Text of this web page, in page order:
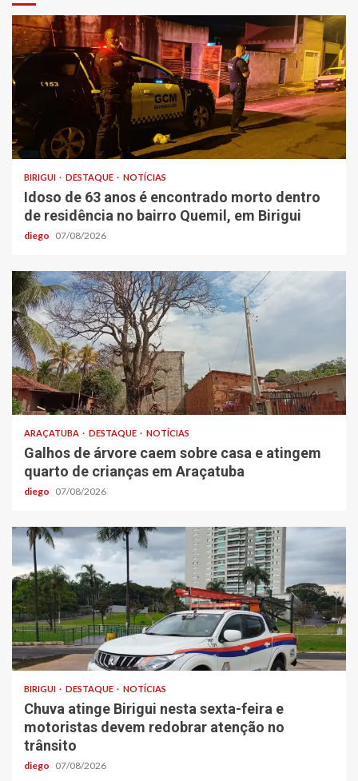
BIRIGUI DESTAQUE NOTÍCIAS
Idoso de 63 anos é encontrado morto dentro
de residência no bairro Quemil, em Birigui
diego 07/08/2026
ARAÇATUBA DESTAQUE NOTÍCIAS
Galhos de árvore caem sobre casa e atingem
quarto de crianças em Araçatuba
diego 07/08/2026
BIRIGUI DESTAQUE NOTÍCIAS
Chuva atinge Birigui nesta sexta-feira e
motoristas devem redobrar atenção no
trânsito
diego 07/08/2026